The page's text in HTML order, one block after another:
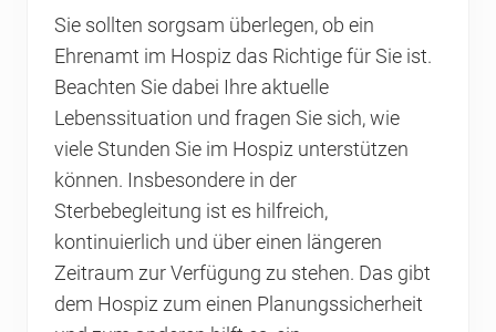
Sie sollten sorgsam überlegen, ob ein
Ehrenamt im Hospiz das Richtige für Sie ist.
Beachten Sie dabei Ihre aktuelle
Lebenssituation und fragen Sie sich, wie
viele Stunden Sie im Hospiz unterstützen
können. Insbesondere in der
Sterbebegleitung ist es hilfreich,
kontinuierlich und über einen längeren
Zeitraum zur Verfügung zu stehen. Das gibt
dem Hospiz zum einen Planungssicherheit